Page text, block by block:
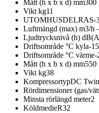
Mått (h x b x d) mm300
Vikt kg11
UTOMHUSDELRAS-
Luftmängd (max) m3/h
Ljudtrycksnivå (h)
Driftsområde °C kyla-
Driftsområde °C värme-
Mått (h x b x d) mm550
Vikt kg38
KompressortypDC
Rördimensioner (gas/
Minsta rörlängd meter2
KöldmedieR32